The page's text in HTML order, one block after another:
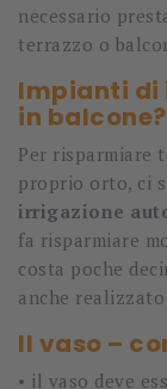
necessario
terrazzo o
Impianti di
in
Per risparmiare
proprio orto, ci
irrigazione
fa risparmiare
costa poche
anche
Il vaso –
• il vaso deve